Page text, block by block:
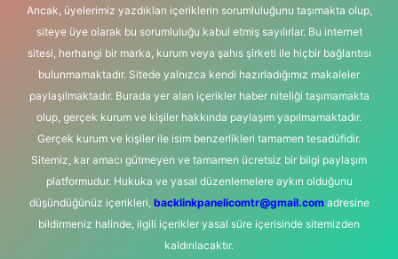
Ancak, üyelerimiz yazdıkları içeriklerin sorumluluğunu taşımakta olup,
siteye üye olarak bu sorumluluğu kabul etmiş sayılırlar. Bu internet
sitesi, herhangi bir marka, kurum veya şahıs şirketi ile hiçbir bağlantısı
bulunmamaktadır. Sitede yalnızca kendi hazırladığımız makaleler
paylaşılmaktadır. Burada yer alan içerikler haber niteliği taşımamakta
olup, gerçek kurum ve kişiler hakkında paylaşım yapılmamaktadır.
Gerçek kurum ve kişiler ile isim benzerlikleri tamamen tesadüfidir.
Sitemiz, kar amacı gütmeyen ve tamamen ücretsiz bir bilgi paylaşım
platformudur. Hukuka ve yasal düzenlemelere aykırı olduğunu
düşündüğünüz içerikleri, backlinkpanelicomtr@gmail.comadresine
bildirmeniz halinde, ilgili içerikler yasal süre içerisinde sitemizden
kaldırılacaktır.